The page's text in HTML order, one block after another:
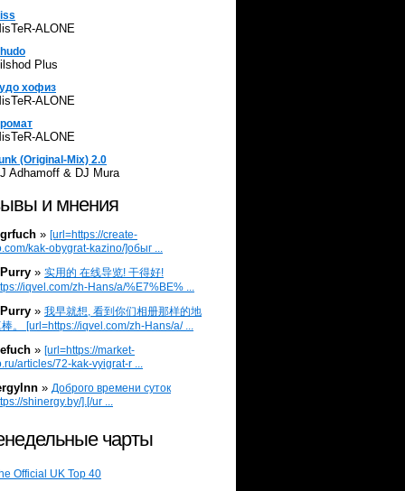
ALONE
Plus
хофиз
ALONE
ALONE
(Original-Mix) 2.0
Adhamoff & DJ Mura
и мнения
» [url=https://create-
kak-obygrat-kazino/]обыг ...
» 实用的 在线导览! 干得好!
iqvel.com/zh-Hans/a/%E7%BE% ...
» 我早就想, 看到你们相册那样的地
。 [url=https://iqvel.com/zh-Hans/a/ ...
» [url=https://market-
articles/72-kak-vyigrat-r ...
» Доброго времени суток
shinergy.by/].[/ur ...
чарты
Official UK Top 40